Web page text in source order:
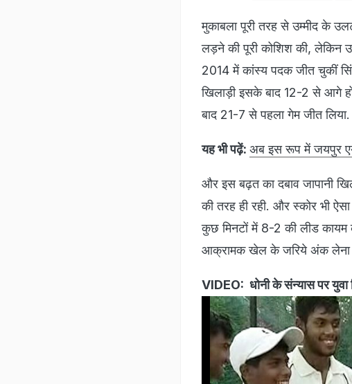
मुकाबला पूरी तरह से उम्मीद के
लड़ने की पूरी कोशिश की, लेकिन
2014 में कांस्य पदक जीत चुकीं
खिलाड़ी इसके बाद 12-2 से आगे
बाद 21-7 से पहला गेम जीत
यह भी पढ़ें: अब इस रूप में जयपुर
और इस बढ़त का दबाव जापानी
की तरह ही रही. और स्कोर भी
कुछ मिनटों में 8-2 की लीड कायम
आक्रामक खेल के जरिये अंक लेना
VIDEO: धोनी के संन्यास पर युवा